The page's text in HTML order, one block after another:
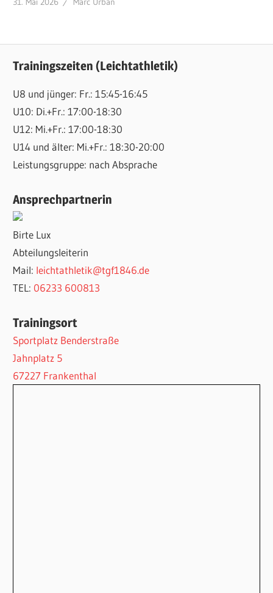
Trainingszeiten (Leichtathletik)
U8 und jünger: Fr.: 15:45-16:45
U10: Di.+Fr.: 17:00-18:30
U12: Mi.+Fr.: 17:00-18:30
U14 und älter: Mi.+Fr.: 18:30-20:00
Leistungsgruppe: nach Absprache
Ansprechpartnerin
Birte Lux
Abteilungsleiterin
Mail: leichtathletik@tgf1846.de
TEL: 06233 600813
Trainingsort
Sportplatz Benderstraße
Jahnplatz 5
67227 Frankenthal